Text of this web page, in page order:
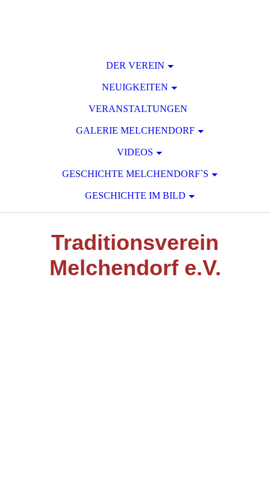
DER VEREIN
NEUIGKEITEN
VERANSTALTUNGEN
GALERIE MELCHENDORF
VIDEOS
GESCHICHTE MELCHENDORF`S
GESCHICHTE IM BILD
Traditionsverein
Melchendorf e.V.